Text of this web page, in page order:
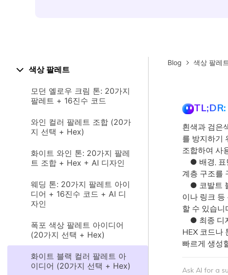
색상 팔레트
모던 옐로우 크림 톤: 20가지
팔레트 + 16진수 코드
와인 컬러 팔레트 조합 (20가
지 선택 + Hex)
화이트 와인 톤: 20가지 팔레
트 조합 + Hex + AI 디자인
웨딩 톤: 20가지 팔레트 아이
디어 + 16진수 코드 + AI 디
자인
폭포 색상 팔레트 아이디어
(20가지 선택 + Hex)
화이트 블랙 컬러 팔레트 아
이디어 (20가지 선택 + Hex)
Blog 색상 팔레트
TL;DR:
흰색과 검은
를 방지하기
조합하여 사
● 배경, 표
계층 구조를
● 코발트
이나 링크
할 수 있습니
● 최종 디
HEX 코드나
빠르게 생성
Ask AI for a